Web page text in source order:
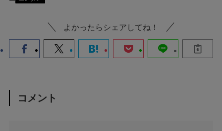
よかったらシェアしてね！
コメント